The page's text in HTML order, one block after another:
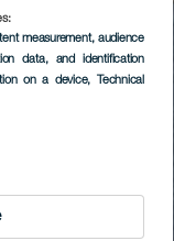
measurement, audience
data, and identification
on a device, Technical